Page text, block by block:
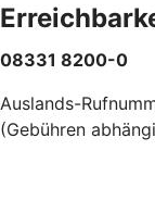
08331 8200-0
Auslands-
(Gebühren